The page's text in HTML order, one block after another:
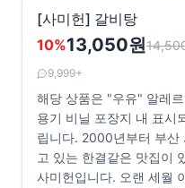
[사미헌] 갈비탕
10%13,050원
9,999+
해당 상품은 "우유" 알레
용기 비닐 포장지 내 표시
립니다. 2000년부터 부산
고 있는 한결같은 맛집이
사미헌입니다. 오랜 세월